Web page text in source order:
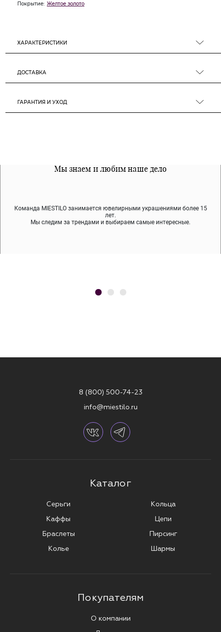
Покрытие: Желтое золото
ХАРАКТЕРИСТИКИ
ДОСТАВКА
ГАРАНТИЯ И УХОД
Мы знаем и любим наше дело
Команда MIESTILO занимается ювелирными украшениями более 15
лет.
Мы следим за трендами и выбираем самые интересные.
Все наши материалы гипоалергенны
Мы используем покрытие (родий, ювелирный сплав), которое не
содержит никеля и свинца — это исключает аллергию.
Примерка перед покупкой
Во время доставки спокойно примеряйте украшения, выбирайте те,
что вам нравятся, остальные заберёт курьер.
8 (800) 500-74-23
info@miestilo.ru
Каталог
Серьги
Каффы
Браслеты
Колье
Кольца
Цепи
Пирсинг
Шармы
Покупателям
О компании